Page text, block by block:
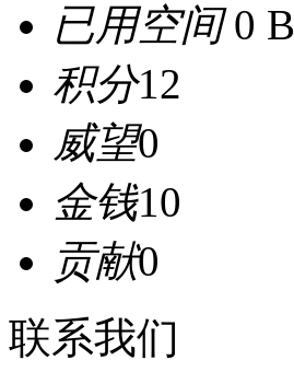
已用空间0 B
积分12
威望0
金钱10
贡献0
联系我们